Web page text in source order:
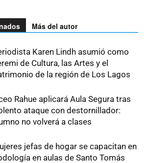
Más del autor
Karen Lindh asumió como
de Cultura, las Artes y el
de la región de Los Lagos
Rahue aplicará Aula Segura tras
ataque con destornillador:
no volverá a clases
jefas de hogar se capacitan en
en aulas de Santo Tomás